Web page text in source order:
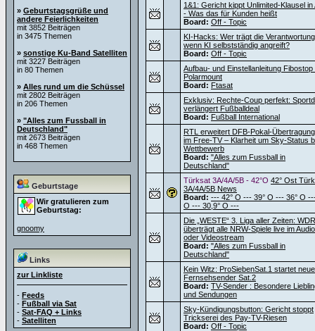
» Geburtstagsgrüße und
andere Feierlichkeiten
mit 3852 Beiträgen
in 3475 Themen
» sonstige Ku-Band Satelliten
mit 3227 Beiträgen
in 80 Themen
» Alles rund um die Schüssel
mit 2802 Beiträgen
in 206 Themen
» "Alles zum Fussball in
Deutschland"
mit 2673 Beiträgen
in 468 Themen
Geburtstage
Wir gratulieren zum
Geburtstag:
gnoomy
Links
zur Linkliste
- Feeds
- Fußball via Sat
- Sat-FAQ + Links
- Satelliten
1&1: Gericht kippt Unlimited-Klausel in
- Was das für Kunden heißt
Board: Off - Topic
KI-Hacks: Wer trägt die
wenn KI selbstständig angreift?
Board: Off - Topic
Aufbau- und Einstellanleitung Fibostop
Polarmount
Board: Ftasat
Exklusiv: Rechte-Coup perfekt:
verlängert Fußballdeal
Board: Fußball International
RTL erweitert DFB-Pokal-
im Free-TV – Klarheit um Sky-Status
Wettbewerb
Board: "Alles zum Fussball in
Deutschland"
Türksat 3A/4A/5B - 42°O 42° Ost
3A/4A/5B News
Board: --- 42° O --- 39° O --- 36° O
O --- 30,9° O ---
Die „WESTE“ 3. Liga aller Zeiten: WDR
überträgt alle NRW-Spiele live im
oder Videostream
Board: "Alles zum Fussball in
Deutschland"
Kein Witz: ProSiebenSat.1 startet
Fernsehsender Sat.2
Board: TV-Sender : Besondere
und Sendungen
Sky-Kündigungsbutton: Gericht stoppt
Trickserei des Pay-TV-Riesen
Board: Off - Topic